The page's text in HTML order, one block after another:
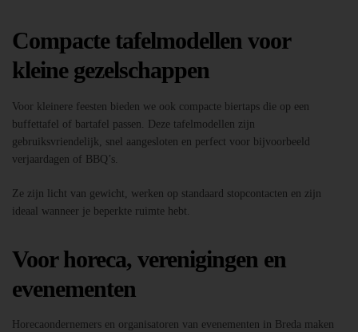
Compacte tafelmodellen voor
kleine gezelschappen
Voor kleinere feesten bieden we ook compacte biertaps die op een
buffettafel of bartafel passen. Deze tafelmodellen zijn
gebruiksvriendelijk, snel aangesloten en perfect voor bijvoorbeeld
verjaardagen of BBQ’s.
Ze zijn licht van gewicht, werken op standaard stopcontacten en zijn
ideaal wanneer je beperkte ruimte hebt.
Voor horeca, verenigingen en
evenementen
Horecaondernemers en organisatoren van evenementen in Breda maken